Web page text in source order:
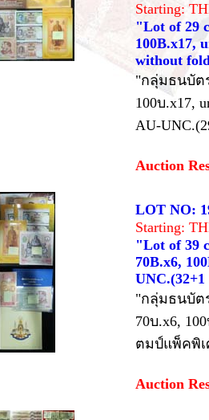
Starting:
"Lot of 29
100B.x17,
without
"กลุ่มธนบัต
100บ.x17,
AU-
Auction
LOT NO:
Starting:
"Lot of 39
70B.x6,
"กลุ่มธนบัต
70บ.x6,
ตมป์แพ็คพิ
Auction